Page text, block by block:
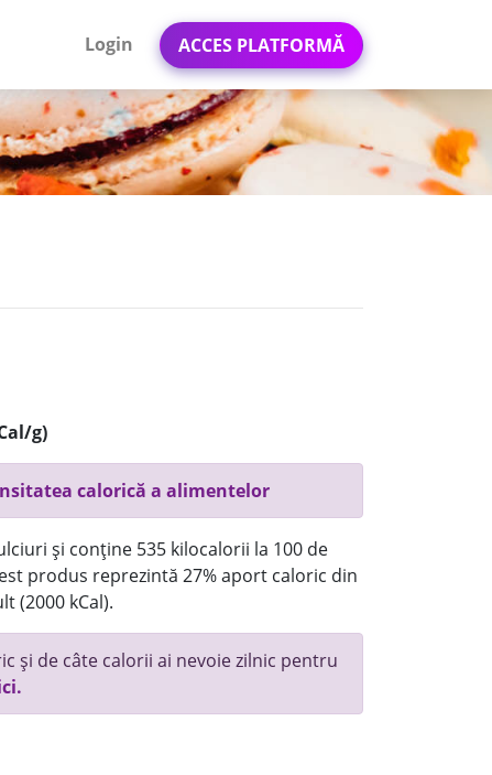
Login ACCES PLATFORMĂ
g)
calorică a alimentelor
și conține 535 kilocalorii la 100 de
produs reprezintă 27% aport caloric din
(2000 kCal).
și de câte calorii ai nevoie zilnic pentru